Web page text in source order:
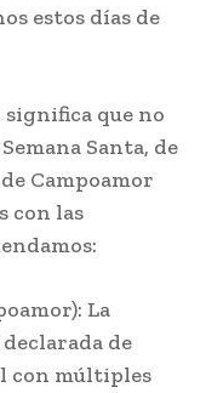
estos días de
significa que no
Santa, de
Campoamor
con las
La
de
con múltiples